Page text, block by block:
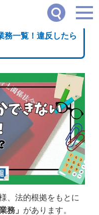
きない独占業務一覧！違反したらどう
務一覧！違反したら
、法的根拠をもとに
務」 があります。